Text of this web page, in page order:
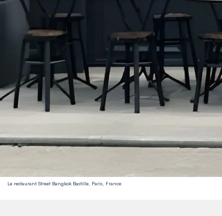
Le restaurant Street Bangkok Bastille, Paris, France